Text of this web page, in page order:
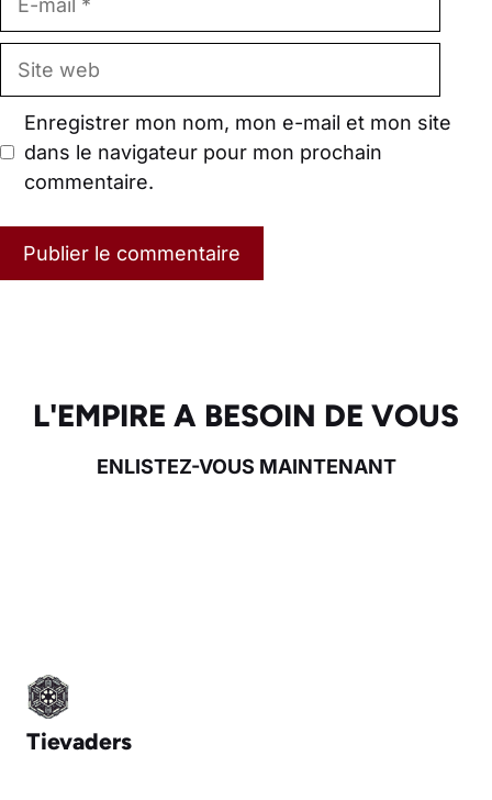
Site
Enregistrer mon nom, mon e-mail et mon site
dans le navigateur pour mon prochain
commentaire.
L'EMPIRE A BESOIN DE VOUS
ENLISTEZ-VOUS MAINTENANT
Tievaders